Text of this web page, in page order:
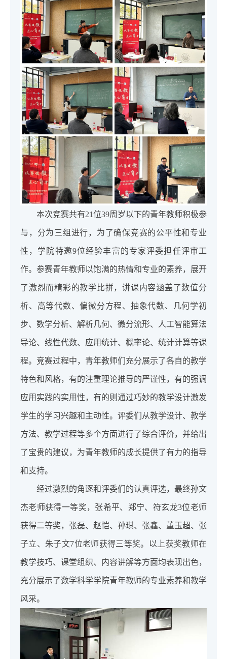
本次竞赛共有21位39周岁以下的青年教师积极参
与，分为三组进行，为了确保竞赛的公平性和专业
性，学院特邀9位经验丰富的专家评委担任评审工
作。参赛青年教师以饱满的热情和专业的素养，展开
了激烈而精彩的教学比拼，讲课内容涵盖了数值分
析、高等代数、偏微分方程、抽象代数、几何学初
步、数学分析、解析几何、微分流形、人工智能算法
导论、线性代数、应用统计、概率论、统计计算等课
程。竞赛过程中，青年教师们充分展示了各自的教学
特色和风格，有的注重理论推导的严谨性，有的强调
应用实践的实用性，有的则通过巧妙的教学设计激发
学生的学习兴趣和主动性。评委们从教学设计、教学
方法、教学过程等多个方面进行了综合评价，并给出
了宝贵的建议，为青年教师的成长提供了有力的指导
和支持。
经过激烈的角逐和评委们的认真评选，最终孙文
杰老师获得一等奖，张希平、郑宁、符玄龙3位老师
获得二等奖，张磊、赵恺、孙琪、张鑫、董玉超、张
子立、朱子文7位老师获得三等奖。以上获奖教师在
教学技巧、课堂组织、内容讲解等方面均表现出色，
充分展示了数学科学学院青年教师的专业素养和教学
风采。